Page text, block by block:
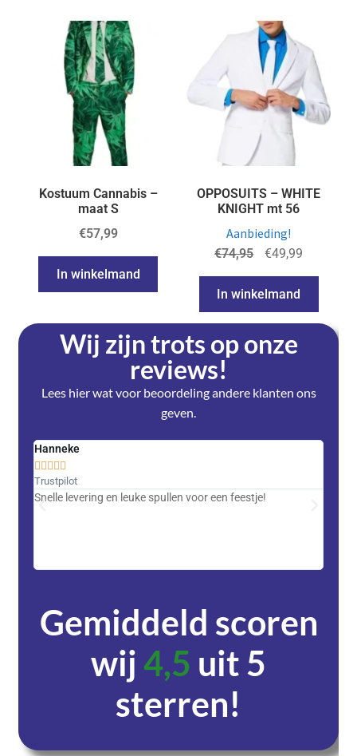
Kostuum Cannabis –
maat S
€57,99
In winkelmand
OPPOSUITS – WHITE
KNIGHT mt 56
Aanbieding!
€74,95 €49,99
In winkelmand
Wij zijn trots op onze
reviews!
Lees hier wat voor beoordeling andere klanten ons
geven.
Hanneke
    
Trustpilot
Snelle levering en leuke spullen voor een feestje!
Gemiddeld scoren
wij4,5 uit 5
sterren!